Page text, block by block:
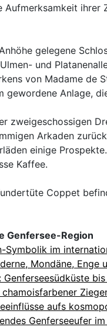
Aufmerksamkeit
gelegene
und
von Madame de
gewordene Anlage,
zweigeschossigen
Arkaden
einige
Kaffee.
Coppet
Genfersee-Region
Symbolik im
Mondäne, Enge
Genferseesüdküste
aufs
Genferseeufer